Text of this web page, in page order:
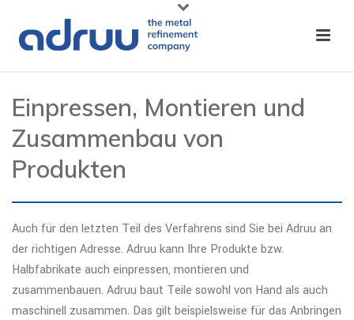
Einpressen, Montieren und
Zusammenbau von
Produkten
Auch für den letzten Teil des Verfahrens sind Sie bei Adruu an
der richtigen Adresse. Adruu kann Ihre Produkte bzw.
Halbfabrikate auch einpressen, montieren und
zusammenbauen. Adruu baut Teile sowohl von Hand als auch
maschinell zusammen. Das gilt beispielsweise für das Anbringen